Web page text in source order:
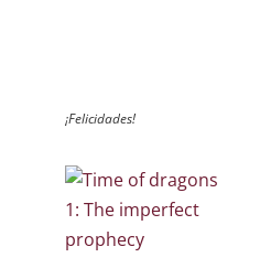
¡Felicidades!